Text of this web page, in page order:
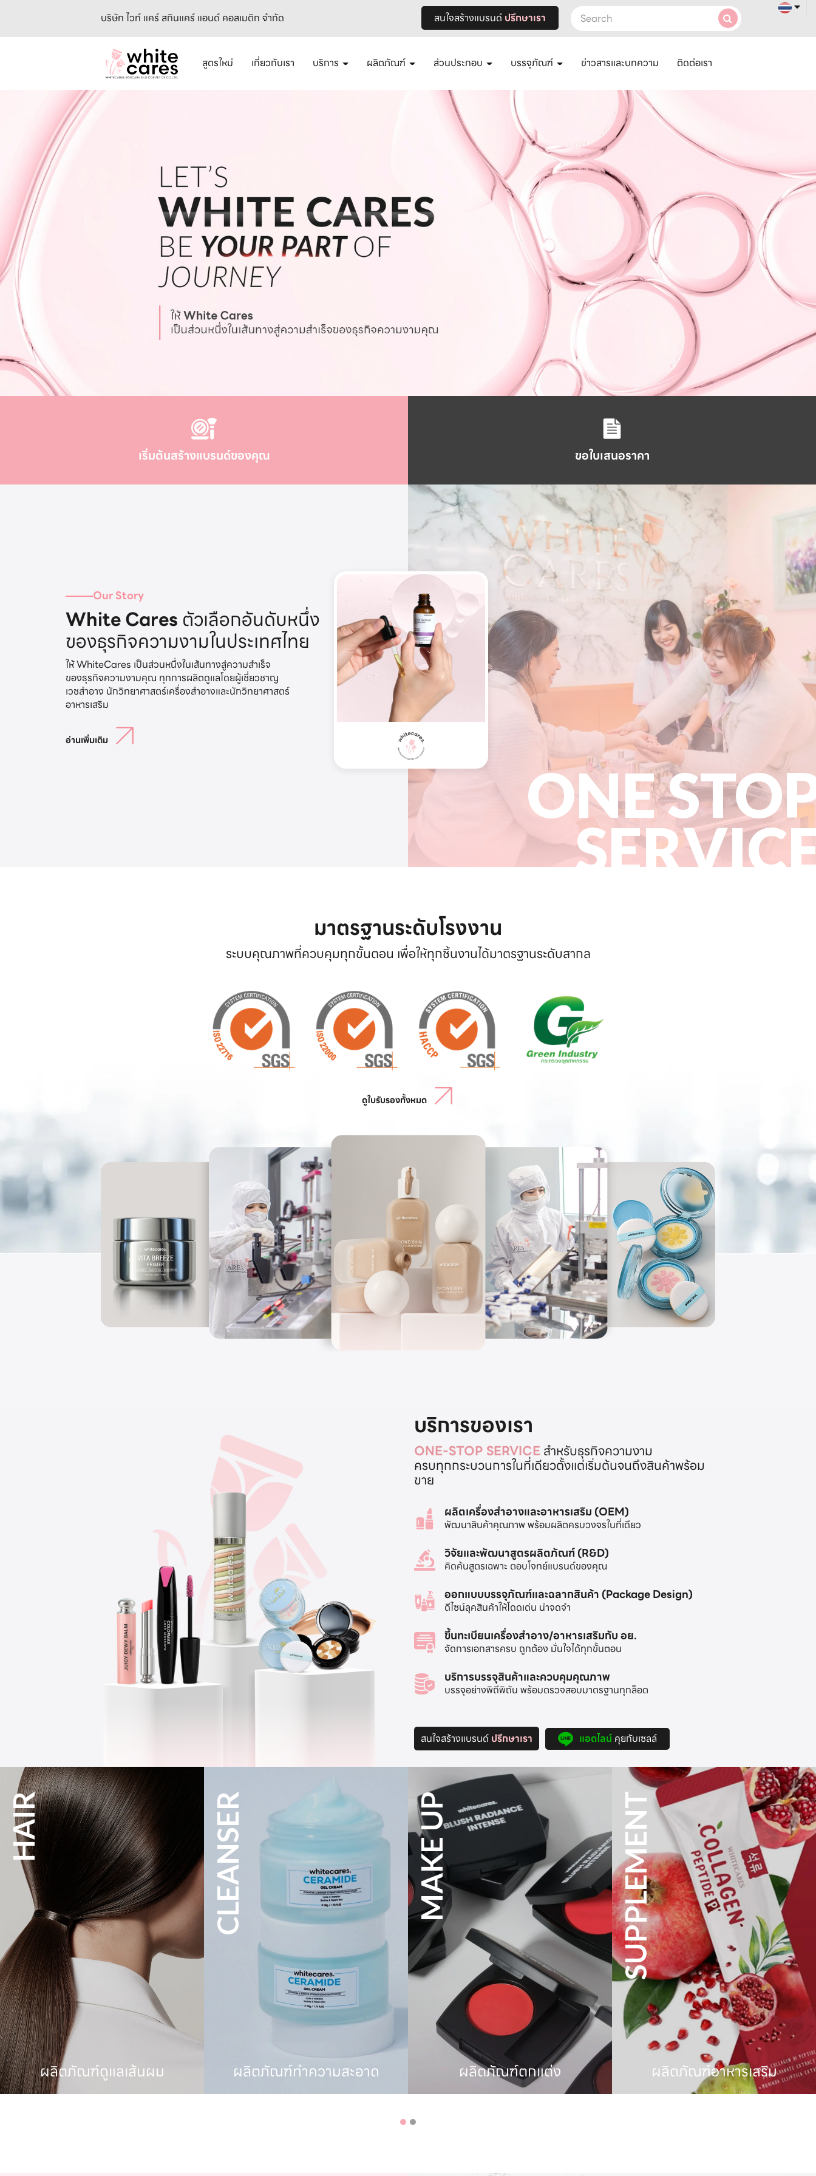
บริษัท ไวท์ แคร์ สกินแคร์ แอนด์ คอสเมติก จำกัด สนใจสร้างแบรนด์ ปรึกษาเรา
สูตรใหม่ เกี่ยวกับเรา บริการ ผลิตภัณฑ์ ส่วนประกอบ บรรจุภัณฑ์ ข่าวสารและบทความ ติดต่อเรา
เริ่มต้นสร้างแบรนด์ของคุณ ขอใบเสนอราคา
Our Story
White Cares ตัวเลือกอันดับหนึ่ง
ของธุรกิจความงามในประเทศไทย
ให้ WhiteCares เป็นส่วนหนึ่งในเส้นทางสู่ความสำเร็จ
ของธุรกิจความงามคุณ ทุกการผลิตดูแลโดยผู้เชี่ยวชาญ
เวชสำอาง นักวิทยาศาสตร์เครื่องสำอางและนักวิทยาศาสตร์
อ่านเพิ่มเติม
ONE
มาตรฐานระดับโรงงาน
ระบบคุณภาพที่ควบคุมทุกขั้นตอน เพื่อให้ทุกชิ้นงานได้มาตรฐานระดับสากล
ดูใบรับรองทั้งหมด
บริการของเรา
ONE-STOP SERVICE สำหรับธุรกิจความงาม
ครบทุกกระบวนการในที่เดียวตั้งแต่เริ่มต้นจนถึงสินค้าพร้อม
ขาย
ผลิตเครื่องสำอางและอาหารเสริม (OEM)
พัฒนาสินค้าคุณภาพ พร้อมผลิตครบวงจรในที่เดียว
วิจัยและพัฒนาสูตรผลิตภัณฑ์ (R&D)
คิดค้นสูตรเฉพาะ ตอบโจทย์แบรนด์ของคุณ
ออกแบบบรรจุภัณฑ์และฉลากสินค้า (Package Design)
ดีไซน์ลุคสินค้าให้โดดเด่น น่าจดจำ
ขึ้นทะเบียนเครื่องสำอาง/อาหารเสริมกับ อย.
จัดการเอกสารครบ ถูกต้อง มั่นใจได้ทุกขั้นตอน
บริการบรรจุสินค้าและควบคุมคุณภาพ
บรรจุอย่างพิถีพิถัน พร้อมตรวจสอบมาตรฐานทุกล็อต
สนใจสร้างแบรนด์ ปรึกษาเรา แอดไลน์ คุยกับเซลล์
CLEANSER
ผลิตภัณฑ์ทำความสะอาด
MAKE UP
ผลิตภัณฑ์ตกแต่ง
SUPPLEMENT
ผลิตภัณฑ์อาหารเสริม
FRAGRANCE
เครื่องหอม